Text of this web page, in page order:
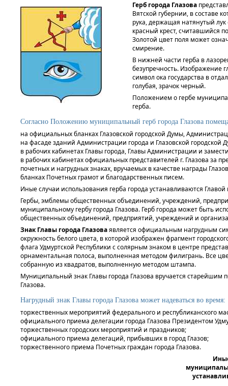
Герб города Глазова
Вятской губернии, в составе
рука, держащая натянутый
красный крест, считавшийся
Золотой цвет поля может
смирение.
В нижней части герба в
безупречность. Изображение
символ ока государства в
голубая, зрачок черный.
Положением о гербе
герба.
Согласно Положению муниципальный герб города Глазова
на официальных бланках Глазовской городской Думы,
на фасаде зданий Администрации города и Глазовской
в рабочих кабинетах Главы города, Главы Администрации и
в рабочих кабинетах официальных представителей г. Глазова за
почетных и нагрудных знаках, вручаемых в качестве награды
бланках Почетных грамот и благодарственных писем.
Иные случаи использования герба города устанавливаются Главой
Гербы, эмблемы общественных объединений, учреждений,
муниципальному гербу города Глазова. Герб города может быть
общественных объединений, предприятий, учреждений и
Знак Главы города Глазоваявляется официальным нагрудным
окружность белого цвета, в которой изображен фрагмент
флага Удмуртской Республики с солярным знаком в центре
орнаментальная полоса, выполненная методом филигрань. Все
собранную из квадратов, выполненную методом штампа.
Муниципальный знак Главы города Глазова вручается старейшим
Глазова.
Нагрудный знак Главы города Глазова может надеваться во время:
торжественных мероприятий федерального и республиканского
официального приема делегации города Глазова Президентом
торжественных городских мероприятий и праздников;
официального приема делегаций, прибывших в город Глазов;
торжественного приема Почетных граждан города Глазова.